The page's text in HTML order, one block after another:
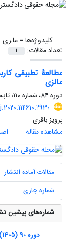
کلیدواژه‌ها =مالزی
تعداد مقالات:
1
مطالعۀ تطبیقی
مالزی
دوره 84، شماره 110، تابستان 1399، صفحه
پرویز باقری
مشاهده مقاله
مقالات آماده انتشار
شماره جاری
شماره‌های پیشین
دوره 90 (1405)